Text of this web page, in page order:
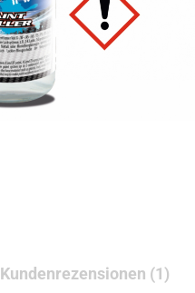
Kundenrezensionen (1)